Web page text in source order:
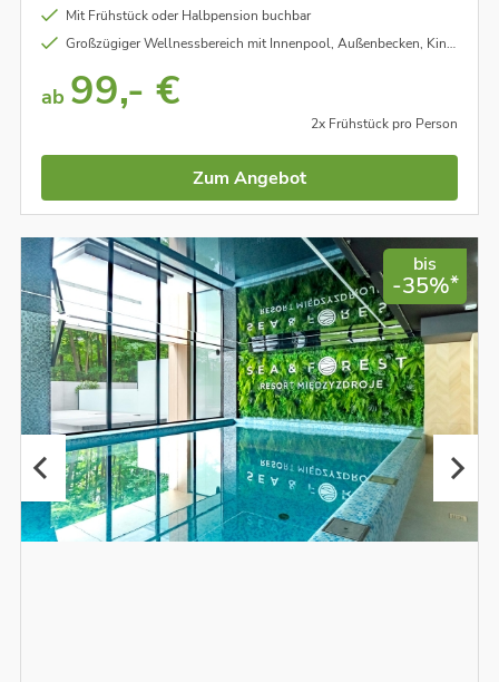
Mit Frühstück oder Halbpension buchbar
Großzügiger Wellnessbereich mit Innenpool, Außenbecken, Kinderbecken, Whirlpool, Saunen uvm.
ab 99,- €
2x Frühstück pro Person
Zum Angebot
bis
-35%*